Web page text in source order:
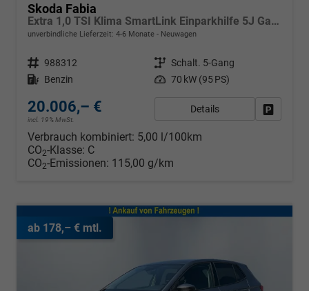
Skoda Fabia
Extra 1,0 TSI Klima SmartLink Einparkhilfe 5J Garantie LED Scheinwerfer Bluetooth
unverbindliche Lieferzeit: 4-6 Monate Neuwagen
Fahrzeugnr. 988312 Getriebe Schalt. 5-Gang
Kraftstoff Benzin Leistung 70 kW (95 PS)
20.006,– €
incl. 19% MwSt.
Details
Verbrauch kombiniert: 5,00 l/100km
CO2-Klasse: C
CO2-Emissionen: 115,00 g/km
ab 178,– € mtl.